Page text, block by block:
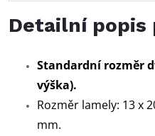
Detailní popis
Standardní rozměr
výška).
Rozměr lamely: 13 x
mm.